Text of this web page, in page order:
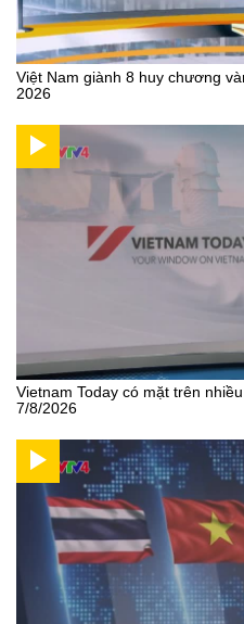
Việt Nam giành 8 huy chương
2026
Vietnam Today có mặt trên
7/8/2026